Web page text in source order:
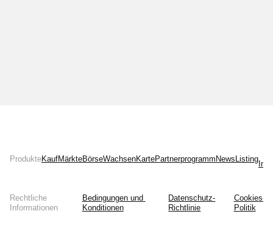
ProdukteKaufMärkteBörseWachsenKartePartnerprogramm News Listing
Rechtliche
Informationen
Bedingungen und
Konditionen
Datenschutz-
Richtlinie
Cookies-
Politik